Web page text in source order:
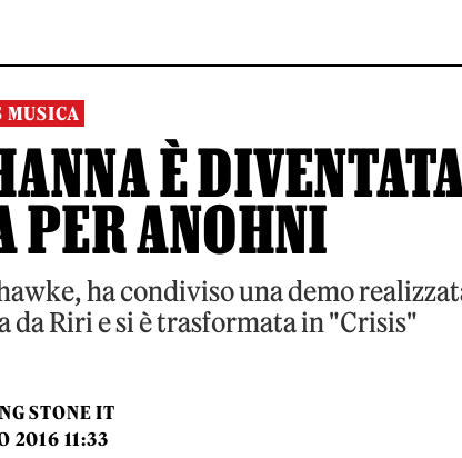
MUSICA
È
PER ANOHNI
ha condiviso una demo
Riri e si è trasformata in "Crisis"
STONE IT
2016 11:33